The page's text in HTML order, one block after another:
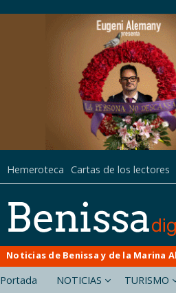
Hemeroteca Cartas de los lectores
Noticias de Benissa y de la Marina
Portada NOTICIAS TURISMO